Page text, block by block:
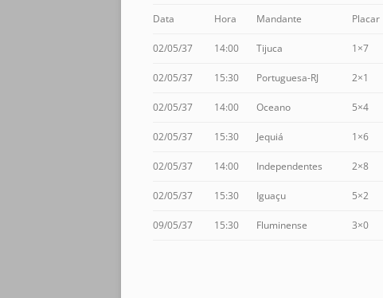
Data Hora Mandante Placar
02/05/37 14:00 Tijuca 1×7
02/05/37 15:30 Portuguesa-RJ 2×1
02/05/37 14:00 Oceano 5×4
02/05/37 15:30 Jequiá 1×6
02/05/37 14:00 Independentes 2×8
02/05/37 15:30 Iguaçu 5×2
09/05/37 15:30 Fluminense 3×0